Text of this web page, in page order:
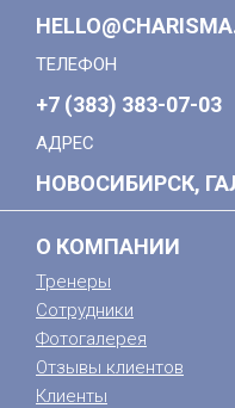
ТЕЛЕФОН
+7 (383) 383-07-03
АДРЕС
НОВОСИБИРСК,
О КОМПАНИИ
Тренеры
Сотрудники
Фотогалерея
Отзывы клиентов
Клиенты